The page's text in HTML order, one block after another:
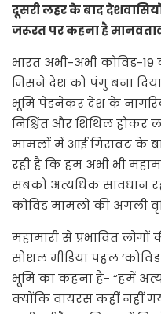
दूसरी लहर के बाद
जरूरत पर कहना है
भारत अभी-अभी कोविड-
जिसने देश को पंगु बना
भूमि पेडनेकर देश के
निश्चिंत और शिथिल होकर
मामलों में आई गिरावट के
रही है कि हम अभी भी
सबको अत्यधिक सावधान
कोविड मामलों की अगली
महामारी से प्रभावित
सोशल मीडिया पहल
भूमि का कहना है- “हमें
क्योंकि वायरस कहीं नहीं